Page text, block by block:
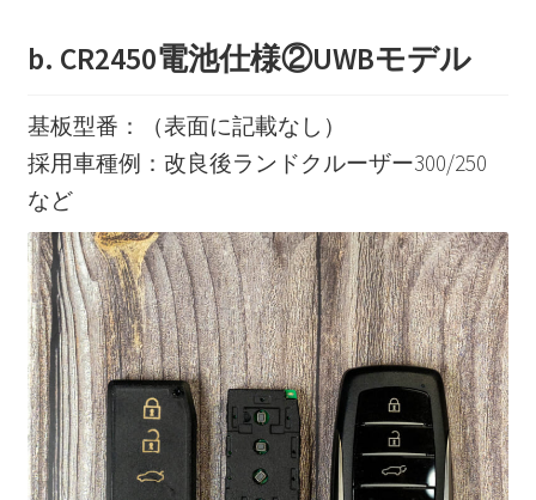
b. CR2450電池仕様②UWBモデル
基板型番：（表面に記載なし）
採用車種例：改良後ランドクルーザー300/250
など